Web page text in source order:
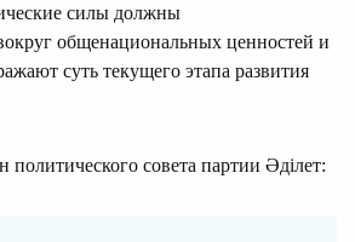
силы должны
общенациональных ценностей и
суть текущего этапа развития
политического совета партии Әділет: